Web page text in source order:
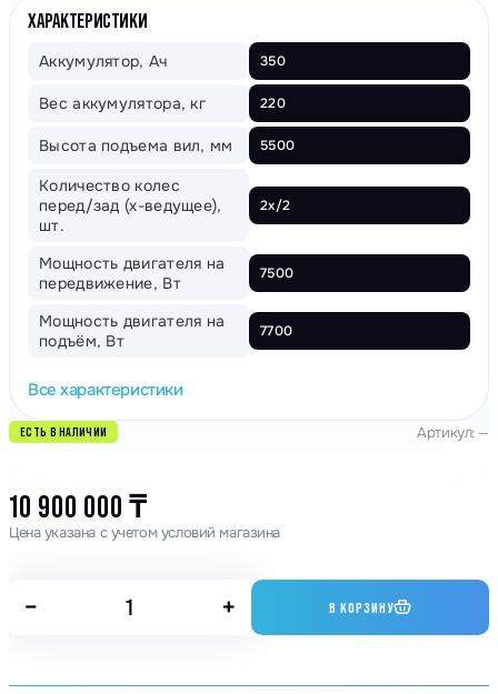
ХАРАКТЕРИСТИКИ
Аккумулятор, Ач 350
Вес аккумулятора, кг 220
Высота подъема вил, мм 5500
Количество колес
перед/зад (x-ведущее),
шт.
2x/2
Мощность двигателя на
передвижение, Вт
7500
Мощность двигателя на
подъём, Вт
7700
Все характеристики
ЕСТЬ В НАЛИЧИИ Артикул: —
10 900 000 ₸
Цена указана с учетом условий магазина
− + В КОРЗИНУ